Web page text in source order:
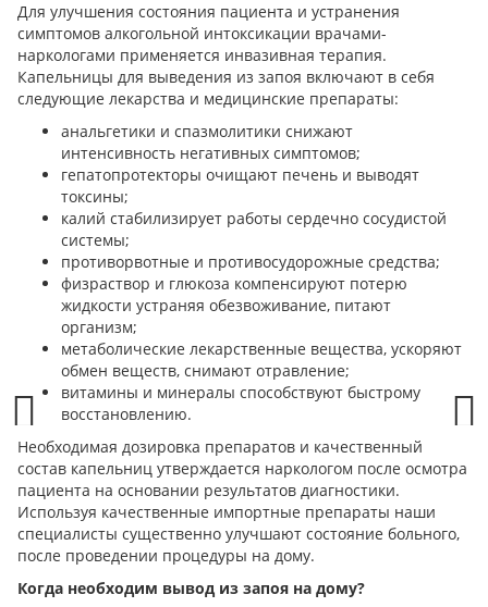
Для улучшения состояния пациента и устранения
симптомов алкогольной интоксикации врачами-
наркологами применяется инвазивная терапия.
Капельницы для выведения из запоя включают в себя
следующие лекарства и медицинские препараты:
анальгетики и спазмолитики снижают
интенсивность негативных симптомов;
гепатопротекторы очищают печень и выводят
токсины;
калий стабилизирует работы сердечно сосудистой
системы;
противорвотные и противосудорожные средства;
физраствор и глюкоза компенсируют потерю
жидкости устраняя обезвоживание, питают
организм;
метаболические лекарственные вещества, ускоряют
обмен веществ, снимают отравление;
витамины и минералы способствуют быстрому
восстановлению.
Необходимая дозировка препаратов и качественный
состав капельниц утверждается наркологом после осмотра
пациента на основании результатов диагностики.
Используя качественные импортные препараты наши
специалисты существенно улучшают состояние больного,
после проведении процедуры на дому.
Когда необходим вывод из запоя на дому?
Prev